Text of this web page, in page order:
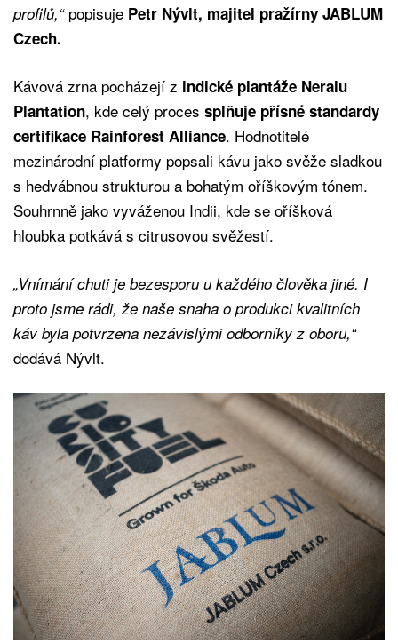
profilů,“popisuje Petr Nývlt, majitel pražírny JABLUM
Czech.
Kávová zrna pocházejí z indické plantáže Neralu
Plantation, kde celý proces splňuje přísné standardy
certifikace Rainforest Alliance. Hodnotitelé
mezinárodní platformy popsali kávu jako svěže sladkou
s hedvábnou strukturou a bohatým oříškovým tónem.
Souhrnně jako vyváženou Indii, kde se oříšková
hloubka potkává s citrusovou svěžestí.
„Vnímání chuti je bezesporu u každého člověka jiné. I
proto jsme rádi, že naše snaha o produkci kvalitních
káv byla potvrzena nezávislými odborníky z oboru,“
dodává Nývlt.